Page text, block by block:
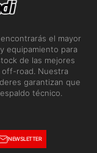
el mayor
equipamiento para
de las mejores
off-road. Nuestra
garantizan que
técnico.
NEWSLETTER